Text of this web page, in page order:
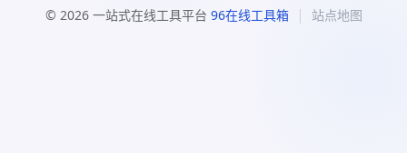
© 2026 一站式在线工具平台 96在线工具箱 | 站点地图